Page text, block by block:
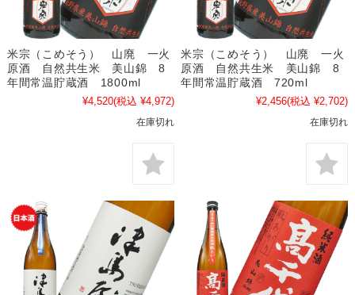
米宗（こめそう） 山廃 一火
原酒 自然共生米 美山錦 8
年間常温貯蔵酒 1800ml
¥4,520(税込 ¥4,972)
在庫切れ
米宗（こめそう） 山廃 一火
原酒 自然共生米 美山錦 8
年間常温貯蔵酒 720ml
¥2,456(税込 ¥2,702)
在庫切れ